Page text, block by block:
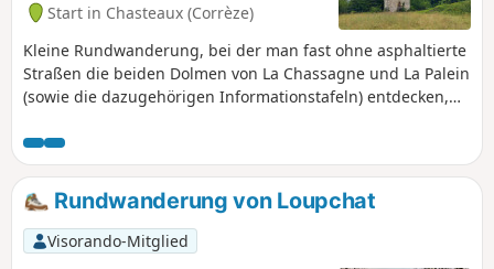
Start in Chasteaux (Corrèze)
Kleine Rundwanderung, bei der man fast ohne asphaltierte
Straßen die beiden Dolmen von La Chassagne und La Palein
(sowie die dazugehörigen Informationstafeln) entdecken,
Panorama bis zum Puy d'Yssandon und darüber hinaus
genießen sowie sich den Ruinen der Burg von Couzage
nähern kann.
Rundwanderung von Loupchat
Visorando-Mitglied